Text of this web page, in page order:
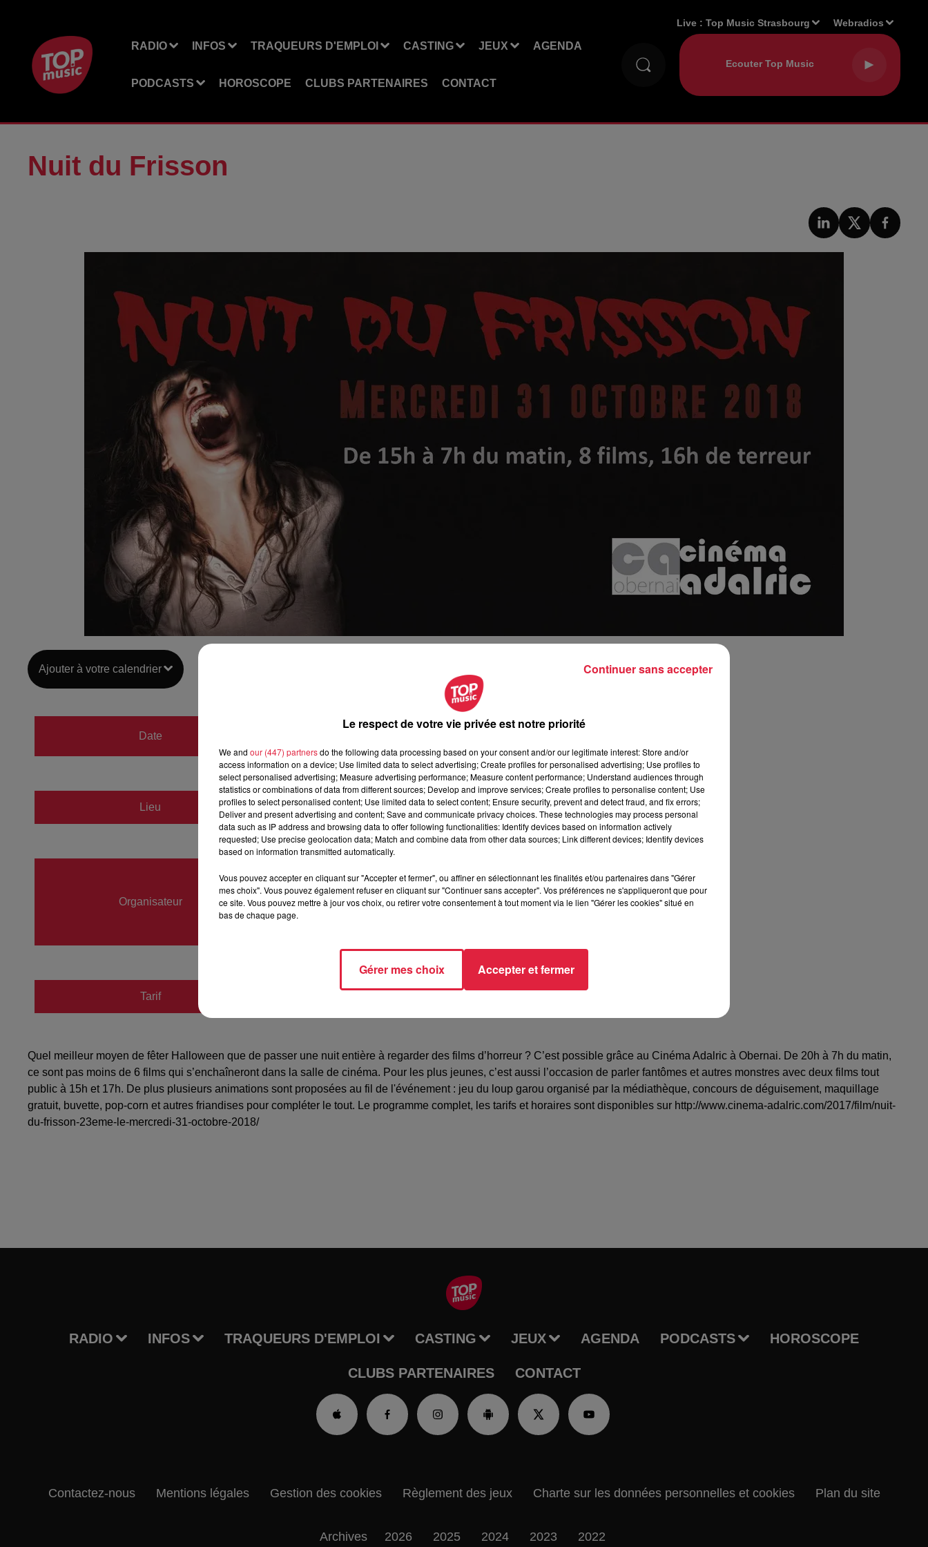
RADIO INFOS TRAQUEURS D'EMPLOI CASTING JEUX AGENDA
PODCASTS HOROSCOPE CLUBS PARTENAIRES CONTACT
Live :Top Music Strasbourg Webradios
Nuit du Frisson
Ajouter à votre calendrier
Date
31 octobre 2018 à 0h00
au
1er novembre 2018 à 0h00
Lieu Cinéma Adalric - OBERNAI (67)
Organisateur
0660412344
tiphaine.bessailet@gmail.com
Tarif
Quel meilleur moyen de fêter Halloween que de passer une nuit entière à regarder des films d’horreur ? C’est possible grâce au Cinéma Adalric à Obernai. De 20h à 7h du matin,
ce sont pas moins de 6 films qui s’enchaîneront dans la salle de cinéma. Pour les plus jeunes, c’est aussi l’occasion de parler fantômes et autres monstres avec deux films tout
public à 15h et 17h. De plus plusieurs animations sont proposées au fil de l'événement : jeu du loup garou organisé par la médiathèque, concours de déguisement, maquillage
gratuit, buvette, pop-corn et autres friandises pour compléter le tout. Le programme complet, les tarifs et horaires sont disponibles sur http://www.cinema-adalric.com/2017/film/nuit-
du-frisson-23eme-le-mercredi-31-octobre-2018/
RADIO INFOS TRAQUEURS D'EMPLOI CASTING JEUX AGENDA PODCASTS HOROSCOPE
CLUBS PARTENAIRES CONTACT
Contactez-nous Mentions légales Gestion des cookies Règlement des jeux Charte sur les données personnelles et cookies Plan du site
Archives 2026 2025 2024 2023 2022
Le respect de votre vie privée est notre priorité
We and our (447) partnersdo the following data processing based on your consent and/or our legitimate interest: Store and/or
access information on a device; Use limited data to select advertising; Create profiles for personalised advertising; Use profiles to
select personalised advertising; Measure advertising performance; Measure content performance; Understand audiences through
statistics or combinations of data from different sources; Develop and improve services; Create profiles to personalise content; Use
profiles to select personalised content; Use limited data to select content; Ensure security, prevent and detect fraud, and fix errors;
Deliver and present advertising and content; Save and communicate privacy choices. These technologies may process personal
data such as IP address and browsing data to offer following functionalities: Identify devices based on information actively
requested; Use precise geolocation data; Match and combine data from other data sources; Link different devices; Identify devices
based on information transmitted automatically.
Vous pouvez accepter en cliquant sur "Accepter et fermer", ou affiner en sélectionnant les finalités et/ou partenaires dans "Gérer
mes choix". Vous pouvez également refuser en cliquant sur "Continuer sans accepter". Vos préférences ne s'appliqueront que pour
ce site. Vous pouvez mettre à jour vos choix, ou retirer votre consentement à tout moment via le lien "Gérer les cookies" situé en
bas de chaque page.
Gérer mes choix Accepter et fermer
Continuer sans accepter